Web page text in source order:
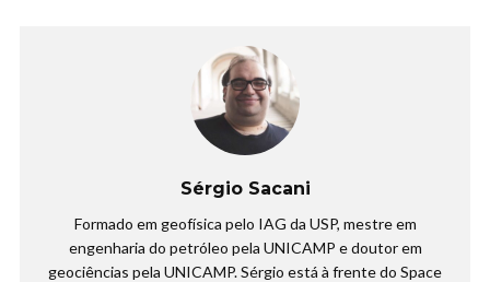
Sérgio Sacani
Formado em geofísica pelo IAG da USP, mestre em
engenharia do petróleo pela UNICAMP e doutor em
geociências pela UNICAMP. Sérgio está à frente do Space